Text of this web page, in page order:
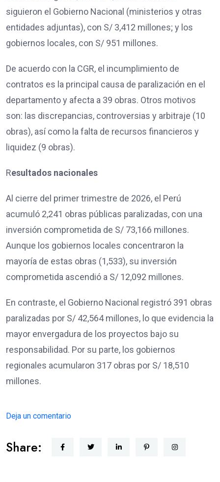
siguieron el Gobierno Nacional (ministerios y otras
entidades adjuntas), con S/ 3,412 millones; y los
gobiernos locales, con S/ 951 millones.
De acuerdo con la CGR, el incumplimiento de
contratos es la principal causa de paralización en el
departamento y afecta a 39 obras. Otros motivos
son: las discrepancias, controversias y arbitraje (10
obras), así como la falta de recursos financieros y
liquidez (9 obras).
Resultados nacionales
Al cierre del primer trimestre de 2026, el Perú
acumuló 2,241 obras públicas paralizadas, con una
inversión comprometida de S/ 73,166 millones.
Aunque los gobiernos locales concentraron la
mayoría de estas obras (1,533), su inversión
comprometida ascendió a S/ 12,092 millones.
En contraste, el Gobierno Nacional registró 391 obras
paralizadas por S/ 42,564 millones, lo que evidencia la
mayor envergadura de los proyectos bajo su
responsabilidad. Por su parte, los gobiernos
regionales acumularon 317 obras por S/ 18,510
millones.
Deja un comentario
Share: